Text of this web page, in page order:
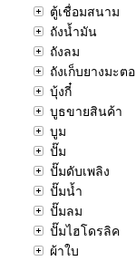
ตู้เชื่อมสนาม
ถังน้ำมัน
ถังลม
ถังเก็บยางมะต
บุ้งกี๋
บูธขายสินค้า
บูม
ปั๊ม
ปั๊มดับเพลิง
ปั๊มน้ำ
ปั๊มลม
ปั๊มไฮโดรลิค
ผ้าใบ